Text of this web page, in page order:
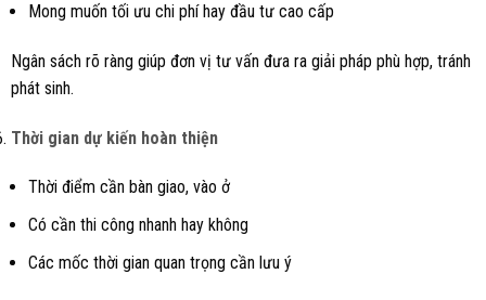
Mong muốn tối ưu chi phí hay đầu tư cao cấp
Ngân sách rõ ràng giúp đơn vị tư vấn đưa ra giải pháp phù hợp, tránh
phát sinh.
Thời gian dự kiến hoàn thiện
Thời điểm cần bàn giao, vào ở
Có cần thi công nhanh hay không
Các mốc thời gian quan trọng cần lưu ý